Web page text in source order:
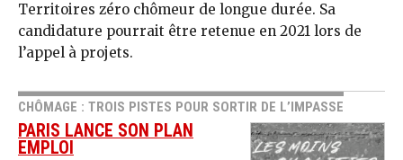
Territoires zéro chômeur de longue durée. Sa
candidature pourrait être retenue en 2021 lors de
l’appel à projets.
CHÔMAGE : TROIS PISTES POUR SORTIR DE L’IMPASSE
PARIS LANCE SON PLAN
EMPLOI